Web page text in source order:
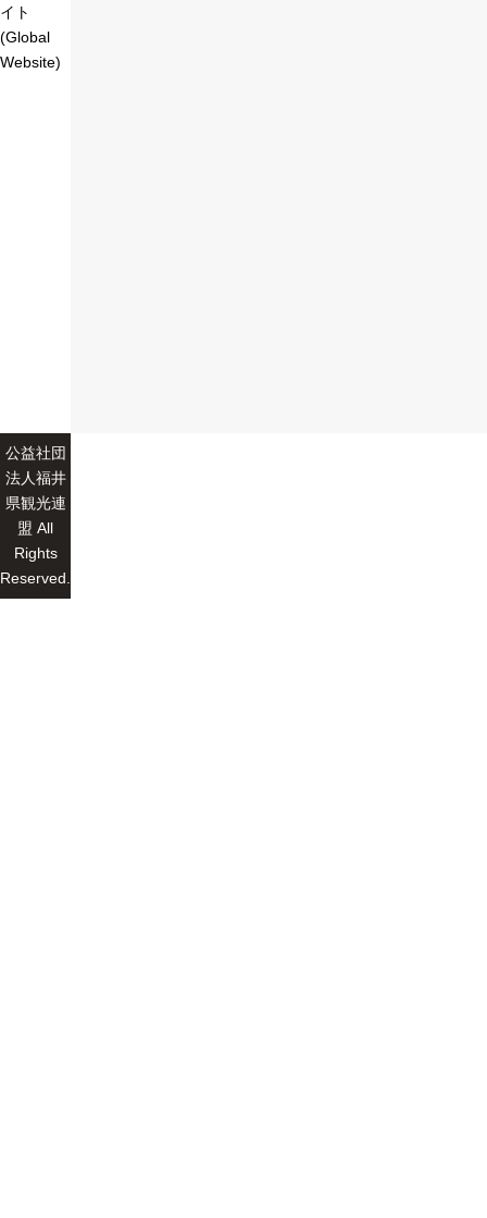
イト
(Global
Website)
公益社団
法人福井
県観光連
盟 All
Rights
Reserved.